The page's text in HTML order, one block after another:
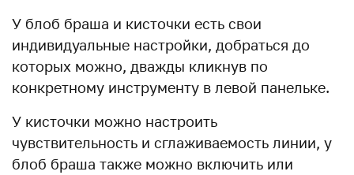
У блоб браша и кисточки есть свои
индивидуальные настройки, добраться до
которых можно, дважды кликнув по
конкретному инструменту в левой панельке.
У кисточки можно настроить
чувствительность и сглаживаемость линии, у
блоб браша также можно включить или